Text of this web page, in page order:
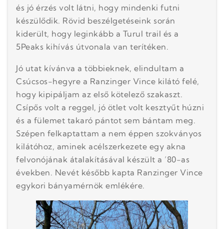
és jó érzés volt látni, hogy mindenki futni
készülődik. Rövid beszélgetéseink során
kiderült, hogy leginkább a Turul trail és a
5Peaks kihívás útvonala van terítéken.
Jó utat kívánva a többieknek, elindultam a
Csúcsos-hegyre a Ranzinger Vince kilátó felé,
hogy kipipáljam az első kötelező szakaszt.
Csípős volt a reggel, jó ötlet volt kesztyűt húzni
és a fülemet takaró pántot sem bántam meg.
Szépen felkaptattam a nem éppen szokványos
kilátóhoz, aminek acélszerkezete egy akna
felvonójának átalakításával készült a ’80-as
években. Nevét később kapta Ranzinger Vince
egykori bányamérnök emlékére.